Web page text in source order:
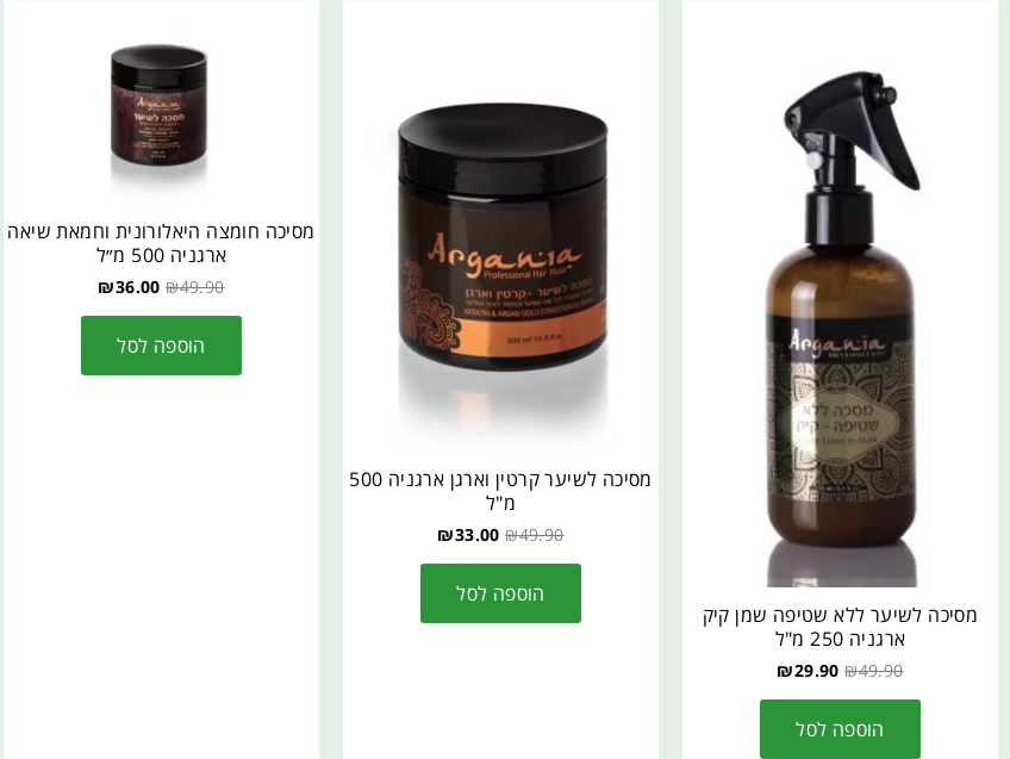
מסיכה לשיער ללא שטיפה שמן קיק
ארגניה 250 מ"ל
₪49.90
₪29.90
הוספה לסל
מסיכה לשיער קרטין וארגן ארגניה 500
מ"ל
₪49.90
₪33.00
הוספה לסל
מסיכה חומצה היאלורונית וחמאת שיאה
ארגניה 500 מ״ל
₪49.90
₪36.00
הוספה לסל